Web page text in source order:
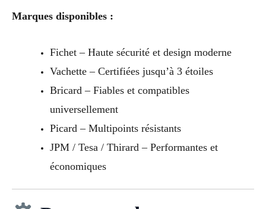
Marques disponibles :
Fichet – Haute sécurité et design moderne
Vachette – Certifiées jusqu’à 3 étoiles
Bricard – Fiables et compatibles
universellement
Picard – Multipoints résistants
JPM / Tesa / Thirard – Performantes et
économiques